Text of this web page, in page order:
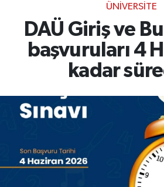
ÜNIVERSITE
DAÜ Giriş ve
başvuruları 4
kadar
Son Dakika Haberleri
Haber Arşivi